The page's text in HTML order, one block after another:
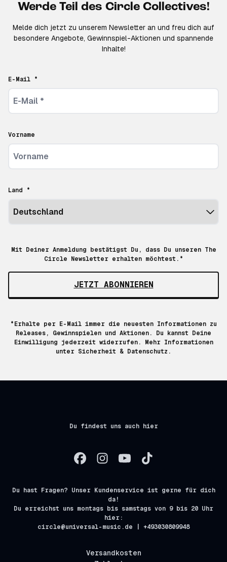
Werde Teil des Circle Collectives!
Melde dich jetzt zu unserem Newsletter an und freu dich auf
besondere Angebote, Gewinnspiel-Aktionen und spannende
Inhalte!
E-Mail *
Vorname
Land *
Mit Deiner Anmeldung bestätigst Du, dass Du unseren The
Circle Newsletter erhalten möchtest.*
JETZT ABONNIEREN
*Erhalte per E-Mail immer die neuesten Informationen zu
Releases, Gewinnspielen und Aktionen. Du kannst Deine
Einwilligung jederzeit widerrufen. Mehr Informationen
unter Sicherheit & Datenschutz.
Du findest uns auch hier
Du hast Fragen? Unser Kundenservice ist gerne für dich
da!
Du erreichst uns montags bis samstags von 9 bis 20 Uhr
hier:
circle@universal-music.de | +493030809948
Versandkosten